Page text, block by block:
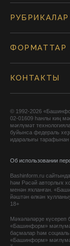
РУБРИКАЛАР
ФОРМАТТАР
КОНТАКТЫ
© 1992-2026
02-01609 һанлы киң
мәғлүмәт
буйынса федераль
идаралығы тарафынан
Об использовании
Bashinform.ru
һәм Рәсәй авторлыҡ
менән яҡланған.
йәштән өлкән
18+
Мәҡәләләрҙе күсереп
«Башинформ»
баҫмалар һәм социаль
«Башинформ»